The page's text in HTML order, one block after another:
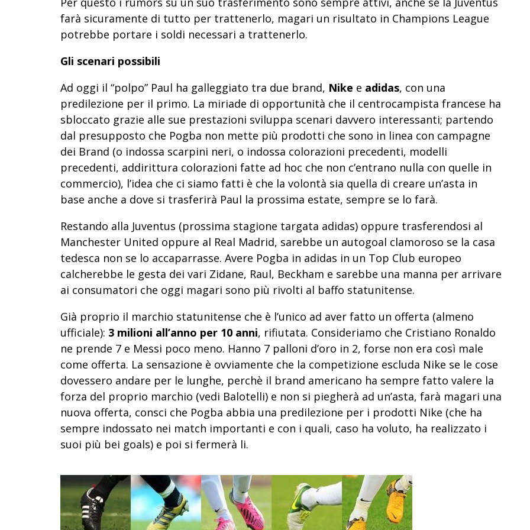
farà sicuramente di tutto per trattenerlo, magari un risultato in Champions League
potrebbe portare i soldi necessari a trattenerlo.
Gli scenari possibili
Ad oggi il “polpo” Paul ha galleggiato tra due brand, Nike e adidas, con una
predilezione per il primo. La miriade di opportunità che il centrocampista francese ha
sbloccato grazie alle sue prestazioni sviluppa scenari davvero interessanti; partendo
dal presupposto che Pogba non mette più prodotti che sono in linea con campagne
dei Brand (o indossa scarpini neri, o indossa colorazioni precedenti, modelli
precedenti, addirittura colorazioni fatte ad hoc che non c’entrano nulla con quelle in
commercio), l’idea che ci siamo fatti è che la volontà sia quella di creare un’asta in
base anche a dove si trasferirà Paul la prossima estate, sempre se lo farà.
Restando alla Juventus (prossima stagione targata adidas) oppure trasferendosi al
Manchester United oppure al Real Madrid, sarebbe un autogoal clamoroso se la casa
tedesca non se lo accaparrasse. Avere Pogba in adidas in un Top Club europeo
calcherebbe le gesta dei vari Zidane, Raul, Beckham e sarebbe una manna per arrivare
ai consumatori che oggi magari sono più rivolti al baffo statunitense.
Già proprio il marchio statunitense che è l’unico ad aver fatto un offerta (almeno
ufficiale): 3 milioni all’anno per 10 anni, rifiutata. Consideriamo che Cristiano Ronaldo
ne prende 7 e Messi poco meno. Hanno 7 palloni d’oro in 2, forse non era così male
come offerta. La sensazione è ovviamente che la competizione escluda Nike se le cose
dovessero andare per le lunghe, perchè il brand americano ha sempre fatto valere la
forza del proprio marchio (vedi Balotelli) e non si piegherà ad un’asta, farà magari una
nuova offerta, consci che Pogba abbia una predilezione per i prodotti Nike (che ha
sempre indossato nei match importanti e con i quali, caso ha voluto, ha realizzato i
suoi più bei goals) e poi si fermerà li.